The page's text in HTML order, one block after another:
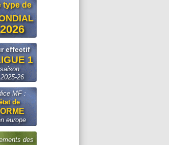
type de
2026
effectif
1
saison
2025-26
MF :
de
europe
des